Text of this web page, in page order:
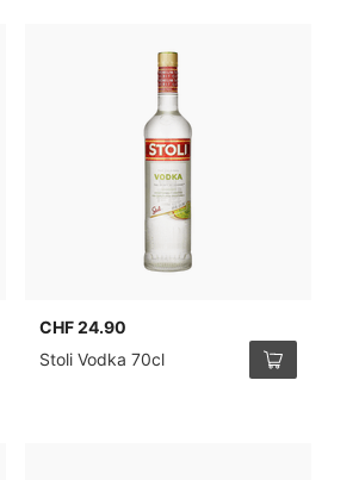
CHF 24.90
Stoli Vodka 70cl